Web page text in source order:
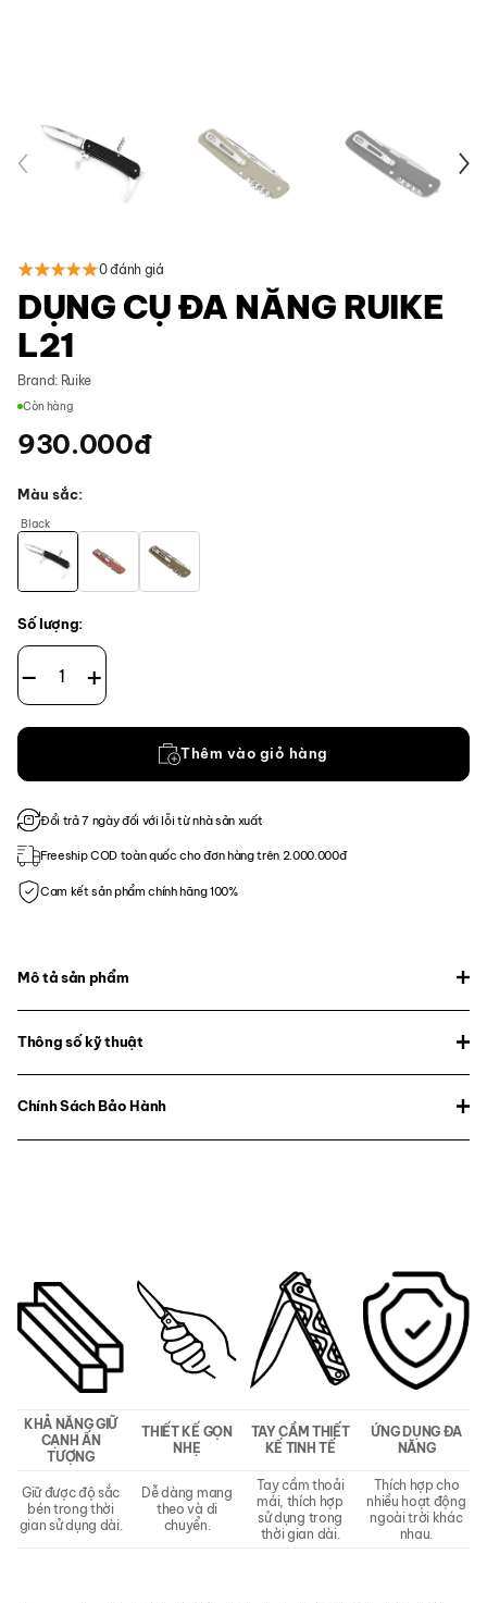
0 đánh giá
DỤNG CỤ ĐA NĂNG RUIKE
L21
Brand: Ruike
Còn hàng
930.000đ
Màu sắc
Black
Số lượng:
Dụng cụ đa năng Ruike L21 số lượng
Thêm vào giỏ hàng
Đổi trả 7 ngày đối với lỗi từ nhà sản xuất
Freeship COD toàn quốc cho đơn hàng trên 2.000.000đ
Cam kết sản phẩm chính hãng 100%
Mô tả sản phẩm
Thông số kỹ thuật
Chính Sách Bảo Hành
KHẢ NĂNG GIỮ
CẠNH ẤN
TƯỢNG
THIẾT KẾ GỌN
NHẸ
TAY CẦM THIẾT
KẾ TINH TẾ
ỨNG DỤNG ĐA
NĂNG
Giữ được độ sắc
bén trong thời
gian sử dụng dài.
Dễ dàng mang
theo và di
chuyển.
Tay cầm thoải
mái, thích hợp
sử dụng trong
thời gian dài.
Thích hợp cho
nhiều hoạt động
ngoài trời khác
nhau.